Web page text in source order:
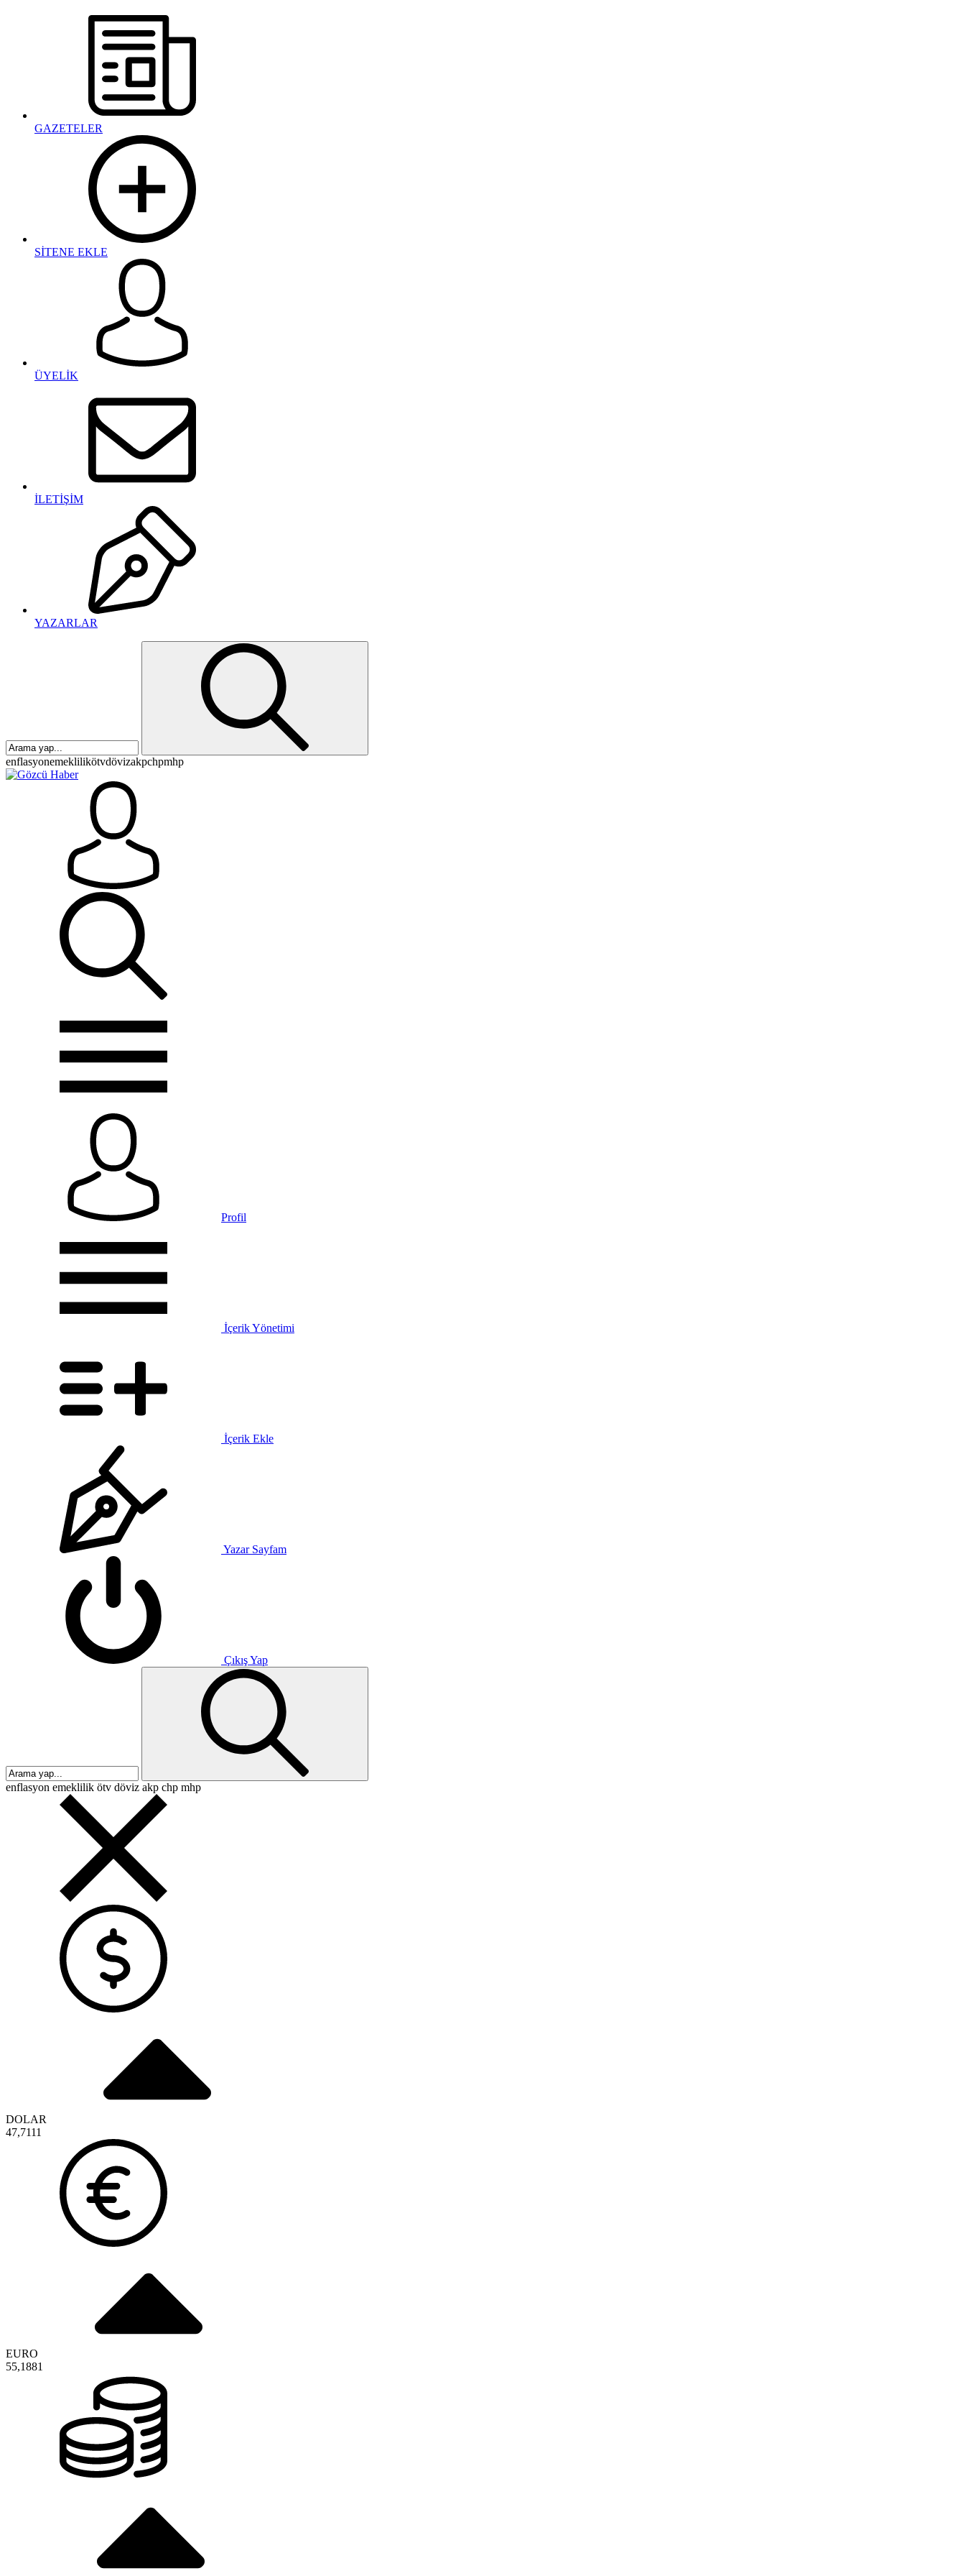
GAZETELER
SİTENE EKLE
ÜYELİK
İLETİŞİM
YAZARLAR
enflasyonemeklilikötvdövizakpchpmhp
Profil
İçerik Yönetimi
İçerik Ekle
Yazar Sayfam
Çıkış Yap
enflasyon emeklilik ötv döviz akp chp mhp
DOLAR
47,7111
EURO
55,1881